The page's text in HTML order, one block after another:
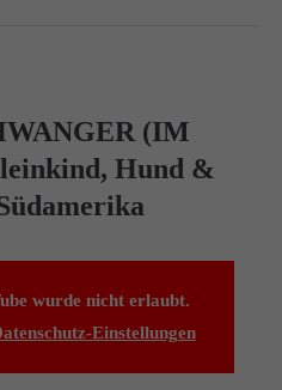
(IM
Hund &
wurde nicht erlaubt.
Einstellungen